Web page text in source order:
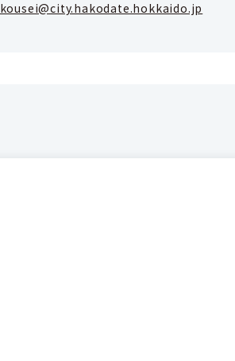
kousei@city.hakodate.hokkaido.jp